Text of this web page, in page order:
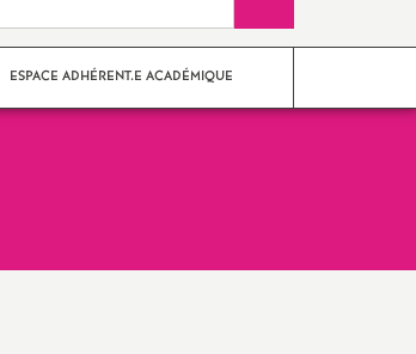
ESPACE ADHÉRENT.E ACADÉMIQUE